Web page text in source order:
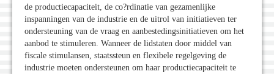
de productiecapaciteit, de co?rdinatie van gezamenlijke
inspanningen van de industrie en de uitrol van initiatieven ter
ondersteuning van de vraag en aanbestedingsinitiatieven om het
aanbod te stimuleren. Wanneer de lidstaten door middel van
fiscale stimulansen, staatssteun en flexibele regelgeving de
industrie moeten ondersteunen om haar productiecapaciteit te